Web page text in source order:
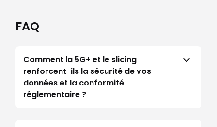
FAQ
Comment la 5G+ et le slicing
renforcent-ils la sécurité de vos
données et la conformité
réglementaire ?